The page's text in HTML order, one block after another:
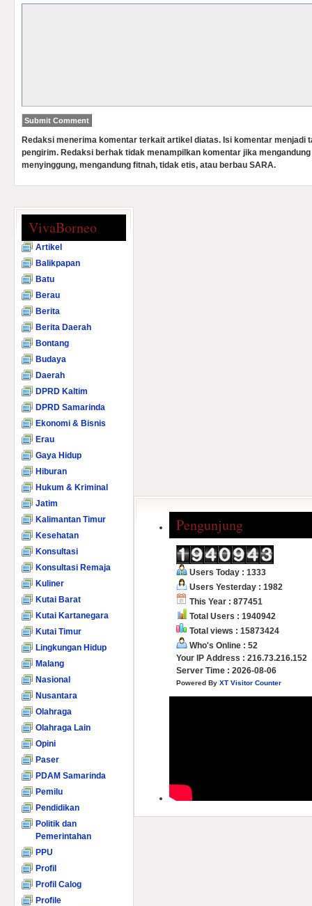
Redaksi menerima komentar terkait artikel diatas. Isi komentar menjadi
pengirim. Redaksi berhak tidak menampilkan komentar jika
menyinggung, mengandung fitnah, tidak etis, atau berbau SARA.
VivaBorneo
Artikel
Balikpapan
Batu
Berau
Berita
Berita Daerah
Bontang
Budaya
Daerah
DPRD Kaltim
DPRD Samarinda
Ekonomi & Bisnis
Erau
Gaya Hidup
Hiburan
Hukum & Kriminal
Jatim
Kalimantan Timur
Kesehatan
Konsultasi
Konsultasi Remaja
Kuliner
Kutai Barat
Kutai Kartanegara
Kutai Timur
Lingkungan Hidup
Malang
Nasional
Nusantara
Olahraga
Olahraga Lain
Opini
Paser
PDAM Samarinda
Pemilu
Pendidikan
Politik dan
Pemerintahan
PPU
Profil
Profil Calog
Profile
Pengunjung
Users Today : 1333
Users Yesterday : 1982
This Year : 877451
Total Users : 1940942
Total views : 15873424
Who's Online : 52
Your IP Address : 216.73.216.152
Server Time : 2026-08-06
Powered By XT Visitor Counter